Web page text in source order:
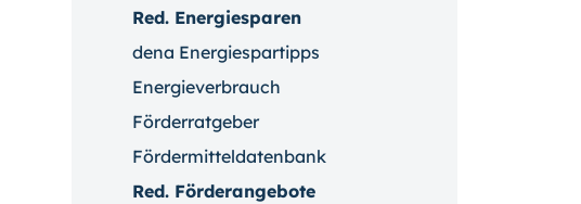
Red. Energiesparen
dena Energiespartipps
Energieverbrauch
Förderratgeber
Fördermitteldatenbank
Red. Förderangebote